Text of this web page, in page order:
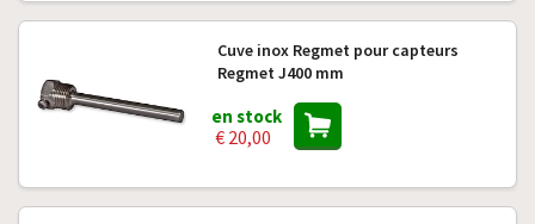
Cuve inox Regmet pour capteurs
Regmet J400 mm
en stock
€ 20,00